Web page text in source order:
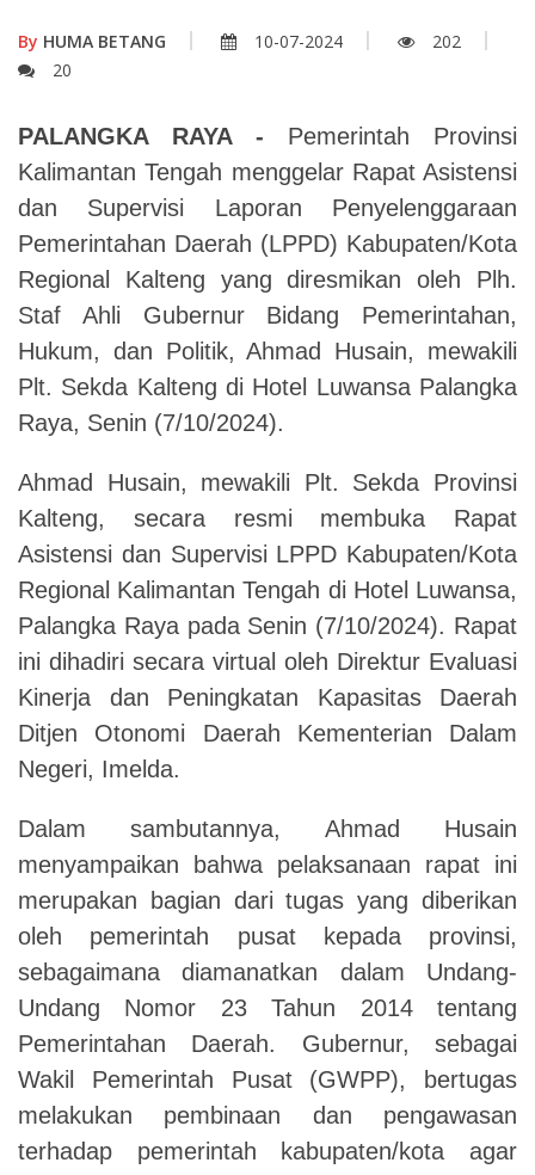
By HUMA BETANG 10-07-2024
202
20
PALANGKA RAYA - Pemerintah Provinsi
Kalimantan Tengah menggelar Rapat Asistensi
dan Supervisi Laporan Penyelenggaraan
Pemerintahan Daerah (LPPD) Kabupaten/Kota
Regional Kalteng yang diresmikan oleh Plh.
Staf Ahli Gubernur Bidang Pemerintahan,
Hukum, dan Politik, Ahmad Husain, mewakili
Plt. Sekda Kalteng di Hotel Luwansa Palangka
Raya, Senin (7/10/2024).
Ahmad Husain, mewakili Plt. Sekda Provinsi
Kalteng, secara resmi membuka Rapat
Asistensi dan Supervisi LPPD Kabupaten/Kota
Regional Kalimantan Tengah di Hotel Luwansa,
Palangka Raya pada Senin (7/10/2024). Rapat
ini dihadiri secara virtual oleh Direktur Evaluasi
Kinerja dan Peningkatan Kapasitas Daerah
Ditjen Otonomi Daerah Kementerian Dalam
Negeri, Imelda.
Dalam sambutannya, Ahmad Husain
menyampaikan bahwa pelaksanaan rapat ini
merupakan bagian dari tugas yang diberikan
oleh pemerintah pusat kepada provinsi,
sebagaimana diamanatkan dalam Undang-
Undang Nomor 23 Tahun 2014 tentang
Pemerintahan Daerah. Gubernur, sebagai
Wakil Pemerintah Pusat (GWPP), bertugas
melakukan pembinaan dan pengawasan
terhadap pemerintah kabupaten/kota agar